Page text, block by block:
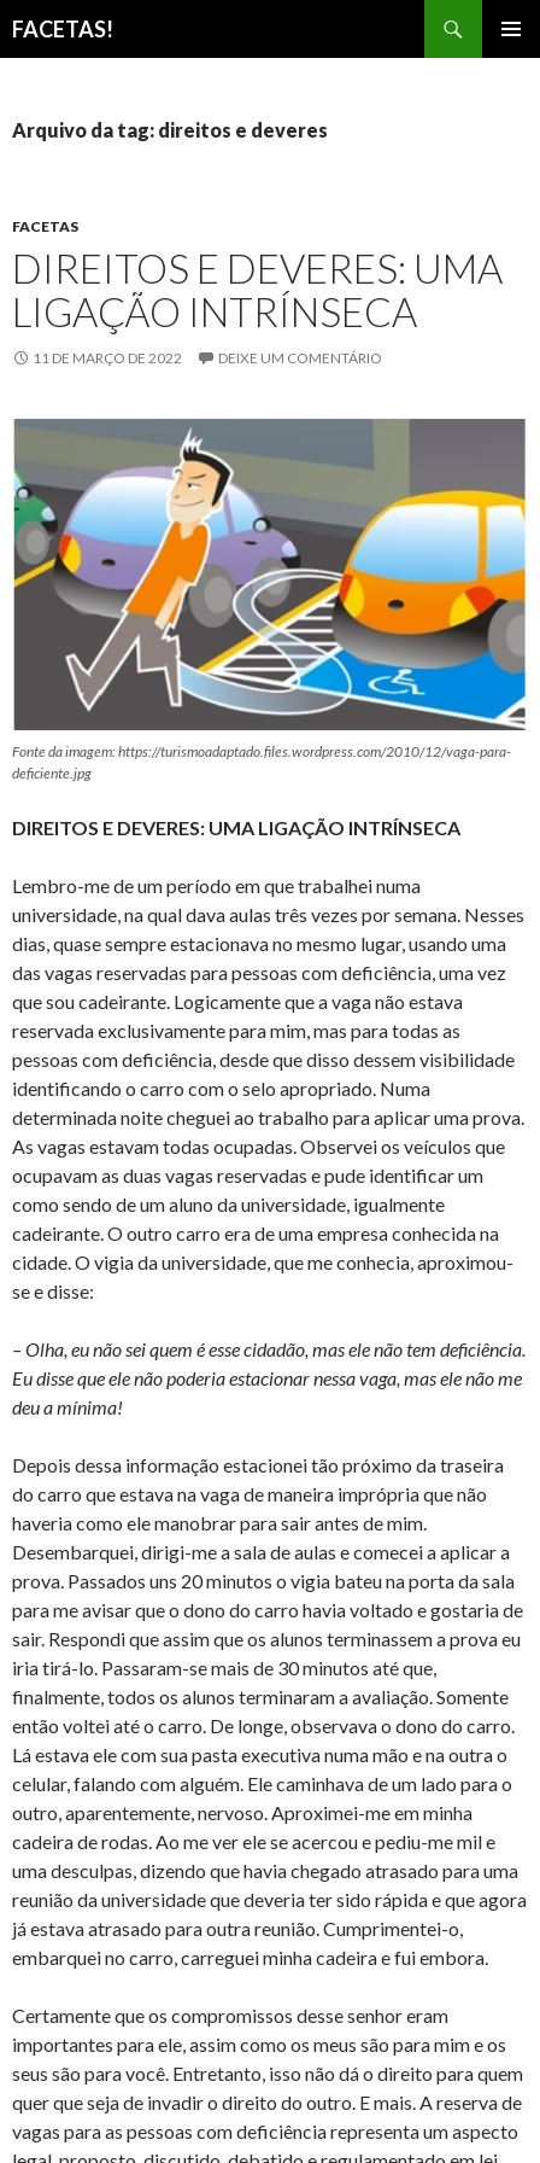
FACETAS!
CONTEÚDO
Arquivo da tag: direitos e deveres
FACETAS
DIREITOS E DEVERES: UMA
LIGAÇÃO INTRÍNSECA
11 DE MARÇO DE 2022 DEIXE UM COMENTÁRIO
Fonte da imagem: https://turismoadaptado.files.wordpress.com/2010/12/vaga-para-
deficiente.jpg
DIREITOS E DEVERES: UMA LIGAÇÃO INTRÍNSECA
Lembro-me de um período em que trabalhei numa
universidade, na qual dava aulas três vezes por semana. Nesses
dias, quase sempre estacionava no mesmo lugar, usando uma
das vagas reservadas para pessoas com deficiência, uma vez
que sou cadeirante. Logicamente que a vaga não estava
reservada exclusivamente para mim, mas para todas as
pessoas com deficiência, desde que disso dessem visibilidade
identificando o carro com o selo apropriado. Numa
determinada noite cheguei ao trabalho para aplicar uma prova.
As vagas estavam todas ocupadas. Observei os veículos que
ocupavam as duas vagas reservadas e pude identificar um
como sendo de um aluno da universidade, igualmente
cadeirante. O outro carro era de uma empresa conhecida na
cidade. O vigia da universidade, que me conhecia, aproximou-
se e disse:
– Olha, eu não sei quem é esse cidadão, mas ele não tem deficiência.
Eu disse que ele não poderia estacionar nessa vaga, mas ele não me
deu a mínima!
Depois dessa informação estacionei tão próximo da traseira
do carro que estava na vaga de maneira imprópria que não
haveria como ele manobrar para sair antes de mim.
Desembarquei, dirigi-me a sala de aulas e comecei a aplicar a
prova. Passados uns 20 minutos o vigia bateu na porta da sala
para me avisar que o dono do carro havia voltado e gostaria de
sair. Respondi que assim que os alunos terminassem a prova eu
iria tirá-lo. Passaram-se mais de 30 minutos até que,
finalmente, todos os alunos terminaram a avaliação. Somente
então voltei até o carro. De longe, observava o dono do carro.
Lá estava ele com sua pasta executiva numa mão e na outra o
celular, falando com alguém. Ele caminhava de um lado para o
outro, aparentemente, nervoso. Aproximei-me em minha
cadeira de rodas. Ao me ver ele se acercou e pediu-me mil e
uma desculpas, dizendo que havia chegado atrasado para uma
reunião da universidade que deveria ter sido rápida e que agora
já estava atrasado para outra reunião. Cumprimentei-o,
embarquei no carro, carreguei minha cadeira e fui embora.
Certamente que os compromissos desse senhor eram
importantes para ele, assim como os meus são para mim e os
seus são para você. Entretanto, isso não dá o direito para quem
quer que seja de invadir o direito do outro. E mais. A reserva de
vagas para as pessoas com deficiência representa um aspecto